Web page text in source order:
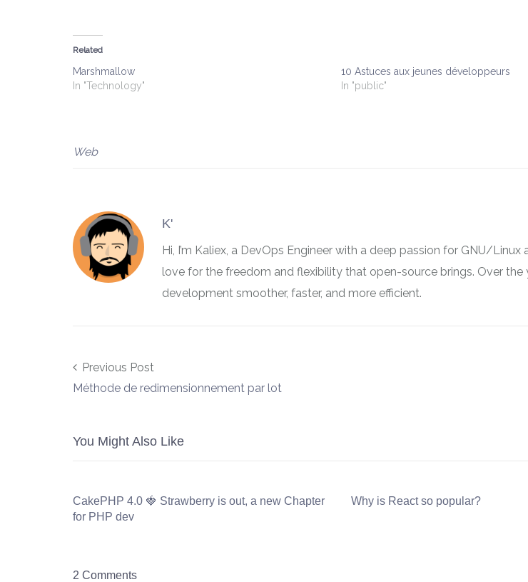
Related
Marshmallow
In "Technology"
10 Astuces aux jeunes développeurs
In "public"
Web
K'
Hi, I’m Kaliex, a DevOps Engineer with a deep passion for GNU/
love for the freedom and flexibility that open-source brings. Over the
development smoother, faster, and more efficient.
Post navigation
Previous Post
Méthode de redimensionnement par lot
You Might Also Like
CakePHP 4.0 🍓 Strawberry is out, a new Chapter
for PHP dev
Why is React so popular?
2 Comments